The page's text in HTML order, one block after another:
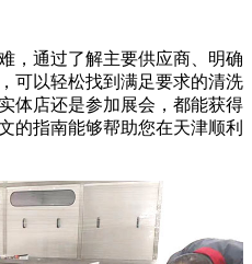
，通过了解主要供应商、明确
可以轻松找到满足要求的清洗
体店还是参加展会，都能获得
的指南能够帮助您在天津顺利